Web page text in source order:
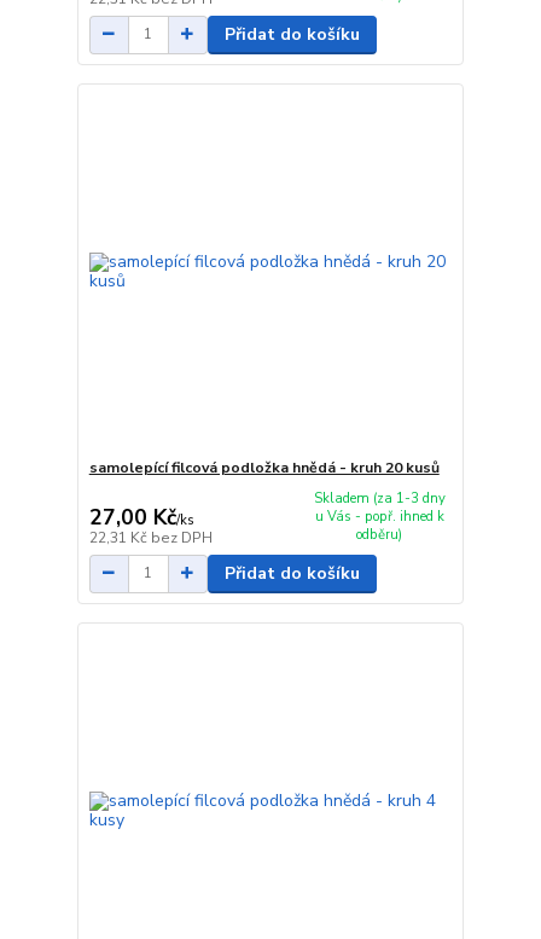
Přidat do košíku
samolepící filcová podložka hnědá - kruh 20 kusů
27,00 Kč/ks
22,31 Kč bez DPH
Skladem (za 1-3 dny
u Vás - popř. ihned k
odběru)
Přidat do košíku